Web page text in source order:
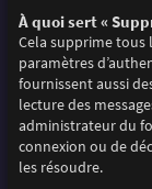
À quoi sert «
Cela supprime tous
paramètres
fournissent aussi
lecture des
administrateur du
connexion ou de
les résoudre.